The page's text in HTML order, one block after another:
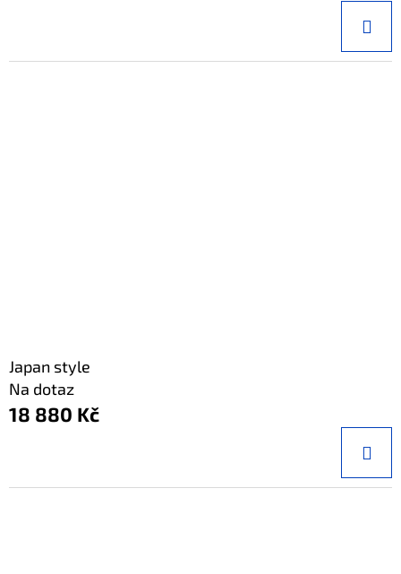
Japan style
Na dotaz
18 880 Kč